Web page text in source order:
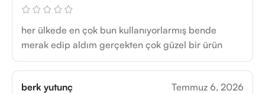
her ülkede en çok bun kullanıyorlarmış bende
merak edip aldım gerçekten çok güzel bir ürün
berk yutunç Temmuz 6, 2026